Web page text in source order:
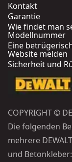
Kontakt
Garantie
Wie findet man
Modellnummer
Eine
Website melden
Sicherheit und
COPYRIGHT ©
Die folgenden
mehrere
und